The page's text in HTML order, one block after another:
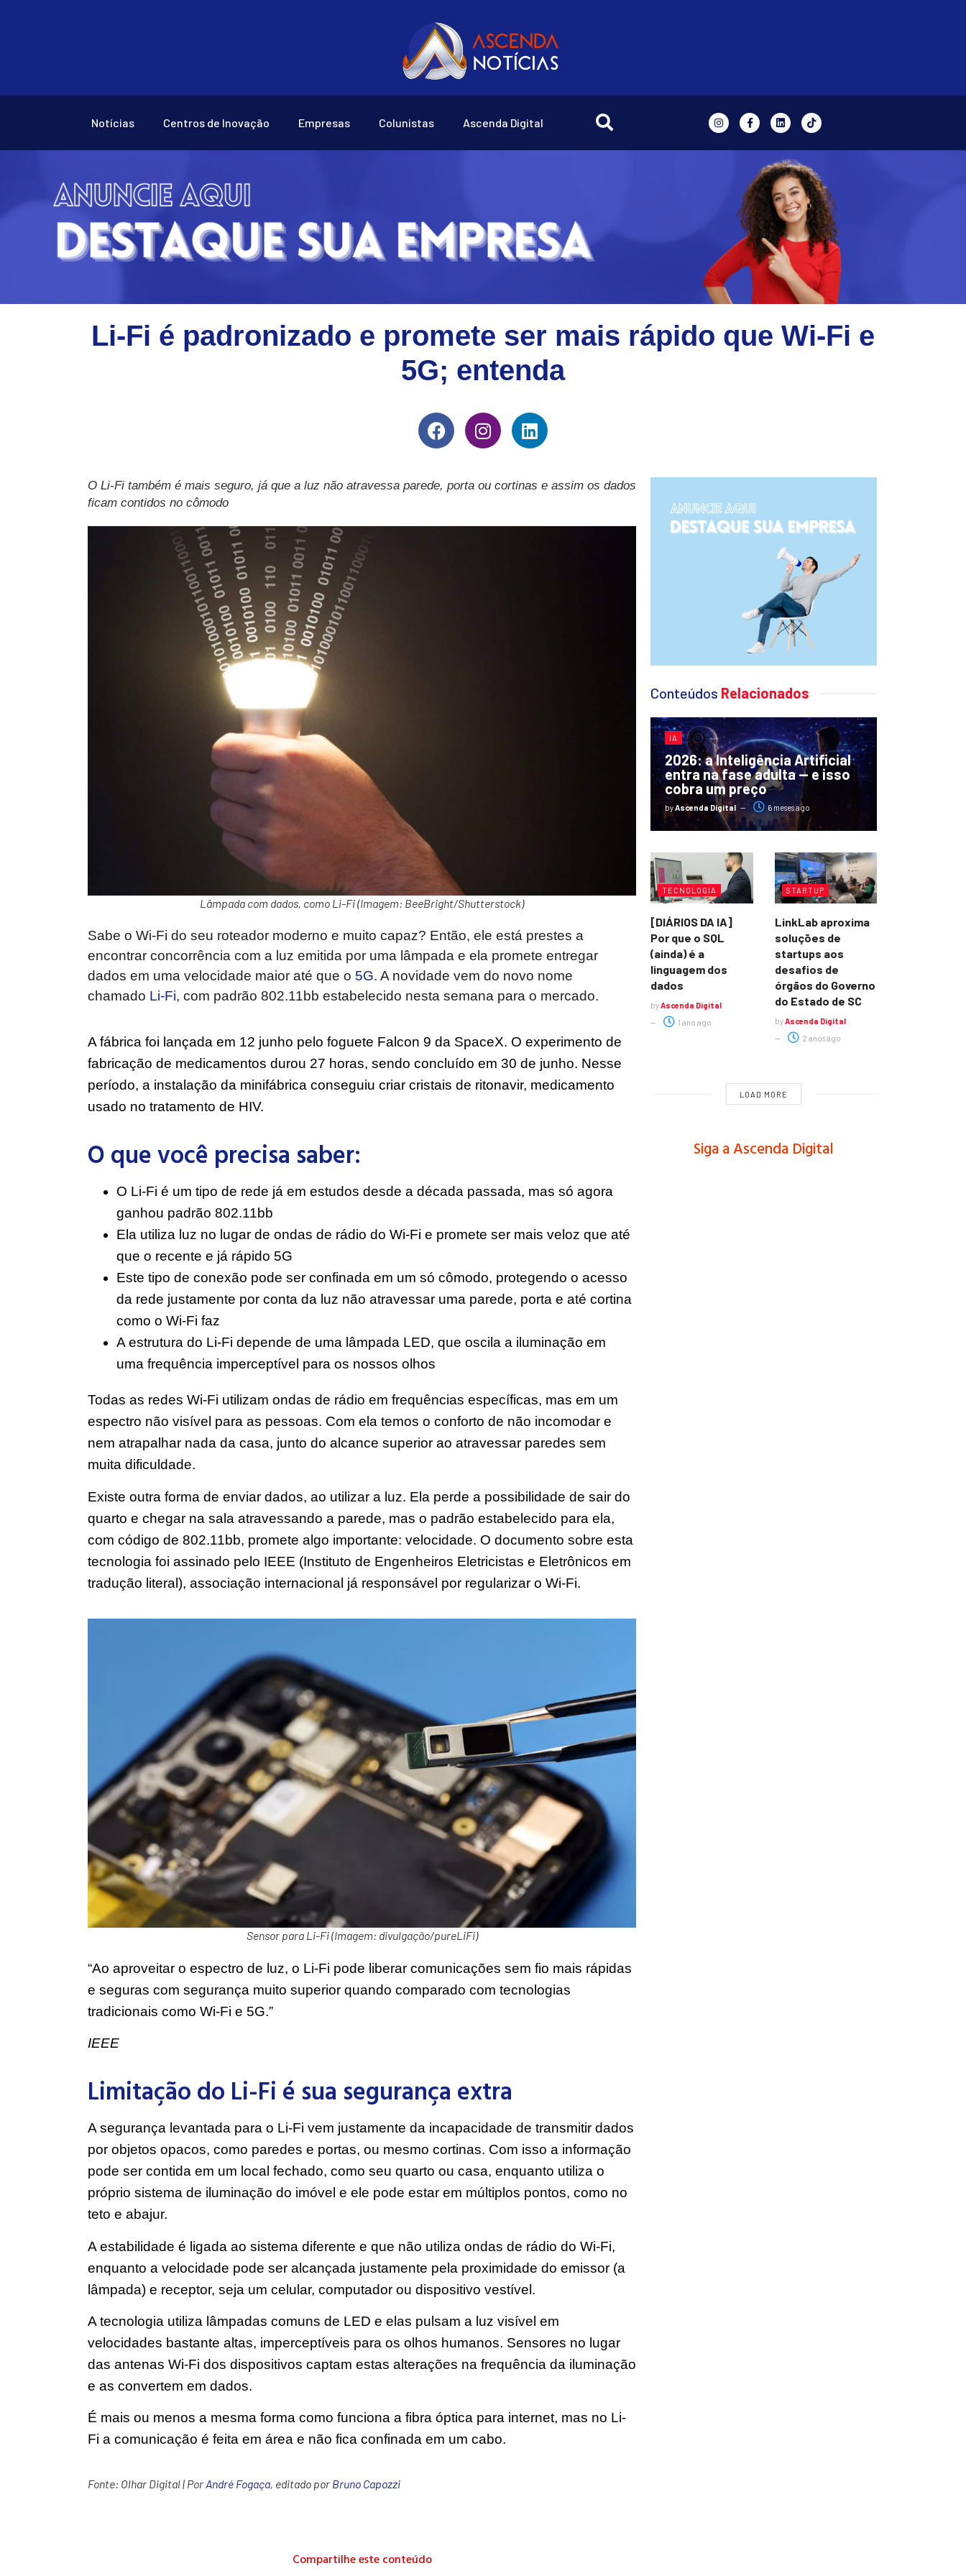
Notícias Centros de Inovação Empresas Colunistas Ascenda Digital
Li-Fi é padronizado e promete ser mais rápido que Wi-Fi e
5G; entenda
O Li-Fi também é mais seguro, já que a luz não atravessa parede, porta ou cortinas e assim os dados
ficam contidos no cômodo
Lâmpada com dados, como Li-Fi (Imagem: BeeBright/Shutterstock)
Sabe o Wi-Fi do seu roteador moderno e muito capaz? Então, ele está prestes a
encontrar concorrência com a luz emitida por uma lâmpada e ela promete entregar
dados em uma velocidade maior até que o 5G. A novidade vem do novo nome
chamado Li-Fi, com padrão 802.11bb estabelecido nesta semana para o mercado.
A fábrica foi lançada em 12 junho pelo foguete Falcon 9 da SpaceX. O experimento de
fabricação de medicamentos durou 27 horas, sendo concluído em 30 de junho. Nesse
período, a instalação da minifábrica conseguiu criar cristais de ritonavir, medicamento
usado no tratamento de HIV.
O que você precisa saber:
O Li-Fi é um tipo de rede já em estudos desde a década passada, mas só agora
ganhou padrão 802.11bb
Ela utiliza luz no lugar de ondas de rádio do Wi-Fi e promete ser mais veloz que até
que o recente e já rápido 5G
Este tipo de conexão pode ser confinada em um só cômodo, protegendo o acesso
da rede justamente por conta da luz não atravessar uma parede, porta e até cortina
como o Wi-Fi faz
A estrutura do Li-Fi depende de uma lâmpada LED, que oscila a iluminação em
uma frequência imperceptível para os nossos olhos
Todas as redes Wi-Fi utilizam ondas de rádio em frequências específicas, mas em um
espectro não visível para as pessoas. Com ela temos o conforto de não incomodar e
nem atrapalhar nada da casa, junto do alcance superior ao atravessar paredes sem
muita dificuldade.
Existe outra forma de enviar dados, ao utilizar a luz. Ela perde a possibilidade de sair do
quarto e chegar na sala atravessando a parede, mas o padrão estabelecido para ela,
com código de 802.11bb, promete algo importante: velocidade. O documento sobre esta
tecnologia foi assinado pelo IEEE (Instituto de Engenheiros Eletricistas e Eletrônicos em
tradução literal), associação internacional já responsável por regularizar o Wi-Fi.
Sensor para Li-Fi (Imagem: divulgação/pureLiFi)
“Ao aproveitar o espectro de luz, o Li-Fi pode liberar comunicações sem fio mais rápidas
e seguras com segurança muito superior quando comparado com tecnologias
tradicionais como Wi-Fi e 5G.”
IEEE
Limitação do Li-Fi é sua segurança extra
A segurança levantada para o Li-Fi vem justamente da incapacidade de transmitir dados
por objetos opacos, como paredes e portas, ou mesmo cortinas. Com isso a informação
pode ser contida em um local fechado, como seu quarto ou casa, enquanto utiliza o
próprio sistema de iluminação do imóvel e ele pode estar em múltiplos pontos, como no
teto e abajur.
A estabilidade é ligada ao sistema diferente e que não utiliza ondas de rádio do Wi-Fi,
enquanto a velocidade pode ser alcançada justamente pela proximidade do emissor (a
lâmpada) e receptor, seja um celular, computador ou dispositivo vestível.
A tecnologia utiliza lâmpadas comuns de LED e elas pulsam a luz visível em
velocidades bastante altas, imperceptíveis para os olhos humanos. Sensores no lugar
das antenas Wi-Fi dos dispositivos captam estas alterações na frequência da iluminação
e as convertem em dados.
É mais ou menos a mesma forma como funciona a fibra óptica para internet, mas no Li-
Fi a comunicação é feita em área e não fica confinada em um cabo.
Fonte: Olhar Digital| PorAndré Fogaça, editado por Bruno Capozzi
Compartilhe este conteúdo
Conteúdos Relacionados
IA
2026: a Inteligência Artificial
entra na fase adulta — e isso
cobra um preço
byAscenda Digital 6 meses ago
TECNOLOGIA
[DIÁRIOS DA IA]
Por que o SQL
(ainda) é a
linguagem dos
dados
byAscenda Digital
1 ano ago
STARTUP
LinkLab aproxima
soluções de
startups aos
desafios de
órgãos do Governo
do Estado de SC
byAscenda Digital
2 anos ago
LOAD MORE
Siga a Ascenda Digital